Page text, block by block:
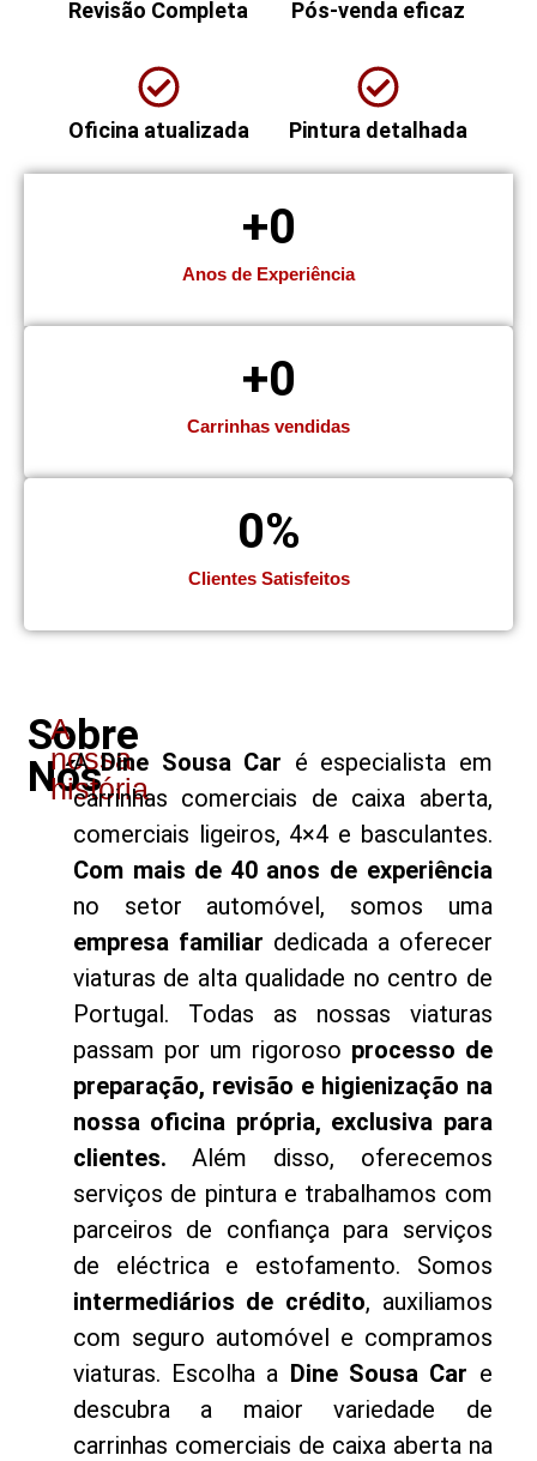
Revisão Completa Pós-venda eficaz
Oficina atualizada Pintura detalhada
Anos de Experiência
+0
Carrinhas vendidas
+0
Clientes Satisfeitos
0%
Sobre
Nós
A
nossa
história
ADine Sousa Car é especialista em
carrinhas comerciais de caixa aberta,
comerciais ligeiros, 4×4 e basculantes.
Com mais de 40 anos de experiência
no setor automóvel, somos uma
empresa familiar dedicada a oferecer
viaturas de alta qualidade no centro de
Portugal. Todas as nossas viaturas
passam por um rigoroso processo de
preparação, revisão e higienização na
nossa oficina própria, exclusiva para
clientes. Além disso, oferecemos
serviços de pintura e trabalhamos com
parceiros de confiança para serviços
de eléctrica e estofamento. Somos
intermediários de crédito, auxiliamos
com seguro automóvel e compramos
viaturas. Escolha a Dine Sousa Car e
descubra a maior variedade de
carrinhas comerciais de caixa aberta na